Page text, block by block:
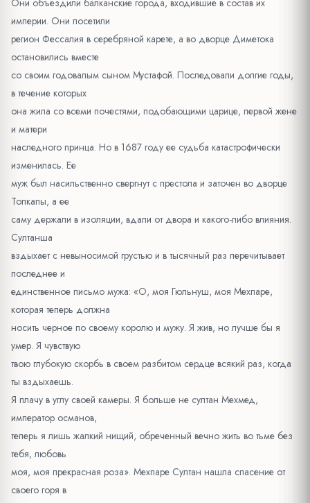
Они объездили балканские города, входившие в состав их
империи. Они посетили
регион Фессалия в серебряной карете, а во дворце Диметока
остановились вместе
со своим годовалым сыном Мустафой. Последовали долгие годы,
в течение которых
она жила со всеми почестями, подобающими царице, первой жене
и матери
наследного принца. Но в 1687 году ее судьба катастрофически
изменилась. Ее
муж был насильственно свергнут с престола и заточен во дворце
Топкапы, а ее
саму держали в изоляции, вдали от двора и какого-либо влияния.
Султанша
вздыхает с невыносимой грустью и в тысячный раз перечитывает
последнее и
единственное письмо мужа: «О, моя Гюльнуш, моя Мехпаре,
которая теперь должна
носить черное по своему королю и мужу. Я жив, но лучше бы я
умер. Я чувствую
твою глубокую скорбь в своем разбитом сердце всякий раз, когда
ты вздыхаешь.
Я плачу в углу своей камеры. Я больше не султан Мехмед,
император османов,
теперь я лишь жалкий нищий, обреченный вечно жить во тьме без
тебя, любовь
моя, моя прекрасная роза». Мехпаре Султан нашла спасение от
своего горя в